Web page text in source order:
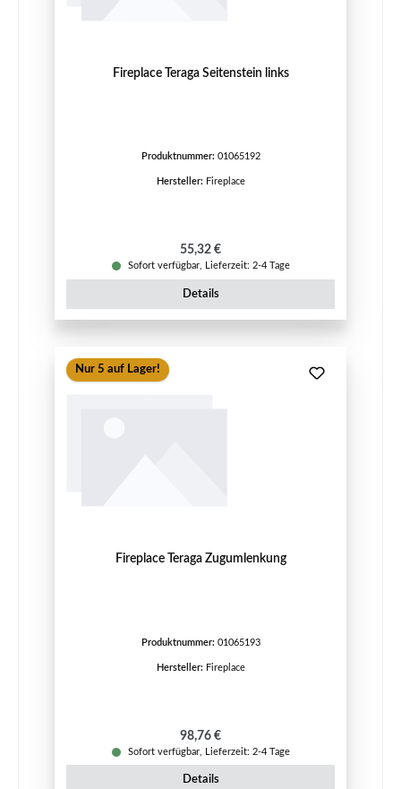
Fireplace Teraga Seitenstein links
Produktnummer: 01065192
Hersteller: Fireplace
Regulärer Preis:
55,32 €
Sofort verfügbar, Lieferzeit: 2-4 Tage
Details
Nur 5 auf Lager!
Fireplace Teraga Zugumlenkung
Produktnummer: 01065193
Hersteller: Fireplace
Regulärer Preis:
98,76 €
Sofort verfügbar, Lieferzeit: 2-4 Tage
Details